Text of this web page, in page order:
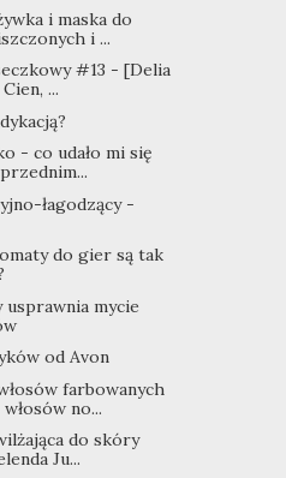
i maska do
i ...
#13 - [Delia
...
- co udało mi się
łagodzący -
do gier są tak
mycie
od Avon
farbowanych
no...
do skóry
Ju...